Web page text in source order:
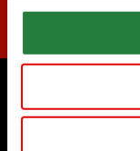
Womit können